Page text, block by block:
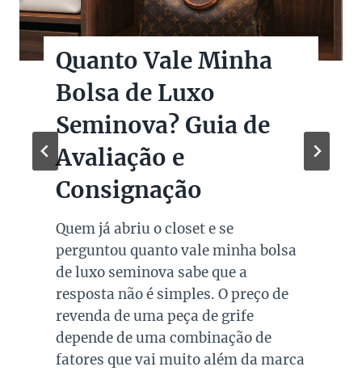
Quanto Vale Minha
Bolsa de Luxo
Seminova? Guia de
Avaliação e
Consignação
Quem já abriu o closet e se
perguntou quanto vale minha bolsa
de luxo seminova sabe que a
resposta não é simples. O preço de
revenda de uma peça de grife
depende de uma combinação de
fatores que vai muito além da marca